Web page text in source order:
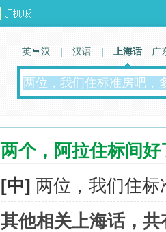
英 汉 | 汉语 | 上海话 广
两个，阿拉住标间
[中] 两位，我们住
其他相关上海话，共